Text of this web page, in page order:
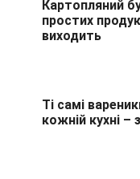
Картопляний
простих
виходить
Ті самі
кожній кухні –